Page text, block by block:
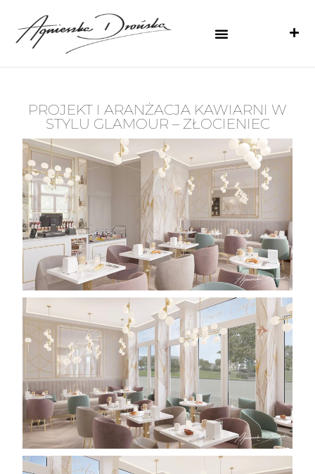
PROJEKT I ARANŻACJA KAWIARNI W
STYLU GLAMOUR – ZŁOCIENIEC